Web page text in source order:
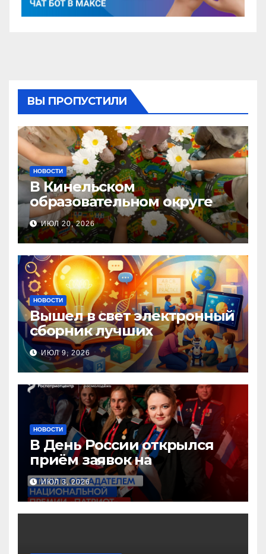
ВЫ ПРОПУСТИЛИ
НОВОСТИ
В Кинельском
образовательном округе
прошла Неделя правовой
помощи, посвящённая Дню
семьи, любви и верности
ИЮЛ 20, 2026
НОВОСТИ
Вышел в свет электронный
сборник лучших
инновационных практик
педагогов дошкольного
образования!
ИЮЛ 9, 2026
НОВОСТИ
В День России открылся
приём заявок на
Национальную премию
«Патриот»
ИЮЛ 3, 2026